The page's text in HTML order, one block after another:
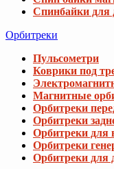
Спинбайки для
Орбитреки
Пульсометри
Коврики под
Магнитные
Орбитреки
Орбитреки
Орбитреки для
Орбитреки
Орбитреки для